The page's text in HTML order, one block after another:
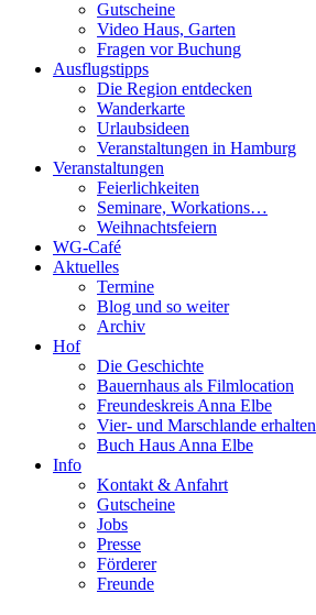
Gutscheine
Video Haus, Garten
Fragen vor Buchung
Ausflugstipps
Die Region entdecken
Wanderkarte
Urlaubsideen
Veranstaltungen in Hamburg
Veranstaltungen
Feierlichkeiten
Seminare, Workations…
Weihnachtsfeiern
WG-Café
Aktuelles
Termine
Blog und so weiter
Archiv
Hof
Die Geschichte
Bauernhaus als Filmlocation
Freundeskreis Anna Elbe
Vier- und Marschlande erhalten
Buch Haus Anna Elbe
Info
Kontakt & Anfahrt
Gutscheine
Jobs
Presse
Förderer
Freunde